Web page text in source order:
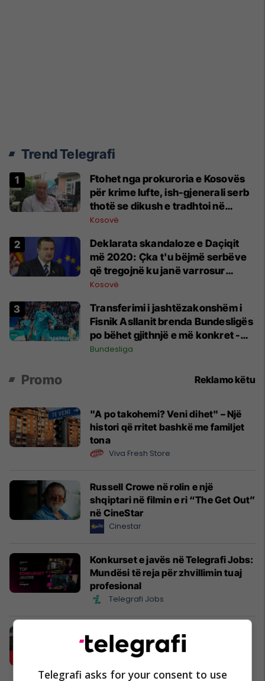
Trend Telegrafi
Ftohet nga prokuroria e Kosovës
për krime lufte, ish-gjenerali serb
thotë se dikush e tradhtoi në
Beograd
Kosovë
​Deklarata skandaloze e Daçiqit
më 2020: Çka t'u bëjmë serbëve
që tregojnë ku janë varrosur
shqiptarët në Serbi
Kosovë
Transferimi i jashtëzakonshëm i
Fisnik Asllanit brenda Bundesligës
po bëhet gjithnjë e më konkret -
detajet e fundit
Bundesliga
Promo Reklamo këtu
"A po takohemi? Veni dihet" – Një
histori që rritet bashkë me familjet
tona
Viva Fresh Store
Russell Crowe në rolin e një
shqiptari në filmin e ri “The Get Out”
në CineStar
Cinestar
Konkurset e javës në Telegrafi Jobs:
Mundësi të reja për zhvillimin tuaj
profesional
Telegrafi Jobs
Karburant cilësor dhe shumë më
tepër!
Petrol Company
Telegrafi asks for your consent to use